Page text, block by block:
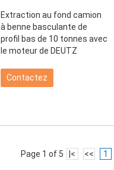
Extraction au fond camion
à benne basculante de
profil bas de 10 tonnes avec
le moteur de DEUTZ
Contactez
Page 1 of 5 |< << 1